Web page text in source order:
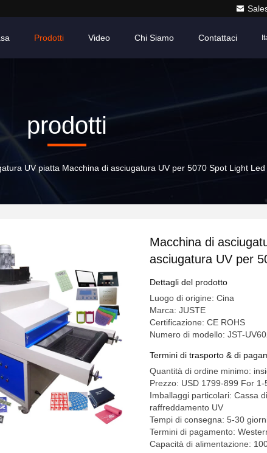
Prodotti Video Chi Siamo Contattaci
prodotti
UV piatta Macchina di asciugatura UV per 5070 Spot Light
Macchina di
asciugatura UV per
Pavimento
Dettagli del prodotto
Luogo di origine: Cina
Marca: JUSTE
Certificazione: CE ROHS
Numero di modello: JST-
Termini di trasporto & di
Quantità di ordine minimo:
Prezzo: USD 1799-899 For 1-
Imballaggi particolari: Cassa
raffreddamento UV
Tempi di consegna: 5-30
Termini di pagamento:
Capacità di alimentazione: